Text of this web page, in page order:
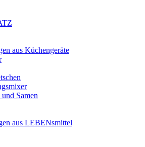
aus Küchengeräte
Samen
aus LEBENsmittel